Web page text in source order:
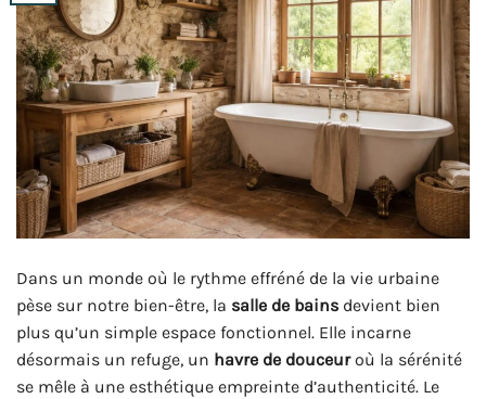
Dans un monde où le rythme effréné de la vie urbaine
pèse sur notre bien-être, la salle de bains devient bien
plus qu’un simple espace fonctionnel. Elle incarne
désormais un refuge, un havre de douceuroù la sérénité
se mêle à une esthétique empreinte d’authenticité. Le